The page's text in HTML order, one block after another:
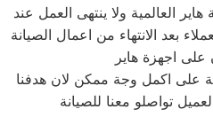
العالمية ولا ينتهى العمل عند
بعد الانتهاء من اعمال الصيانة
على اجهزة هاير
على اكمل وجة ممكن لان هدفنا
تواصلو معنا للصيانة